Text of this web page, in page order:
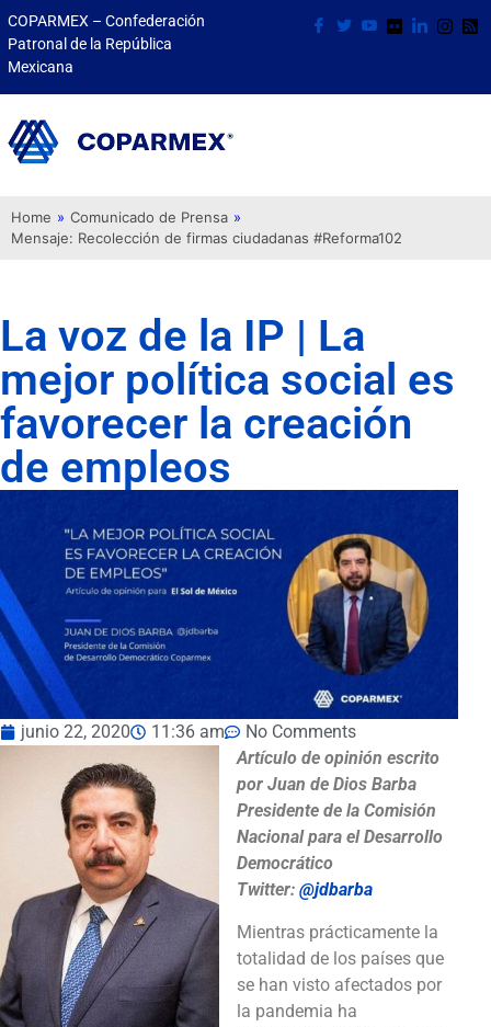
COPARMEX – Confederación
Patronal de la República
Mexicana
Home » Comunicado de Prensa »
Mensaje: Recolección de firmas ciudadanas #Reforma102
La voz de la IP | La
mejor política social es
favorecer la creación
de empleos
junio 22, 2020 11:36 am
No Comments
Artículo de opinión escrito
por Juan de Dios Barba
Presidente de la Comisión
Nacional para el Desarrollo
Democrático
Twitter: @jdbarba
Mientras prácticamente la
totalidad de los países que
se han visto afectados por
la pandemia ha